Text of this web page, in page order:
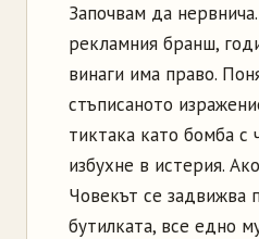
Започвам да
рекламния бранш,
винаги има право.
стъписаното
тиктака като бомба с
избухне в истерия.
Човекът се задвижва
бутилката, все едно